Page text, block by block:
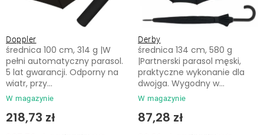
u
k
t
ó
w
Doppler
W magazynie
218,73 zł
średnica 100 cm, 314 g |W
pełni automatyczny parasol.
5 lat gwarancji. Odporny na
wiatr, przy...
Derby
W magazynie
87,28 zł
średnica 134 cm, 580 g
|Partnerski parasol męski,
praktyczne wykonanie dla
dwojga. Wygodny w...